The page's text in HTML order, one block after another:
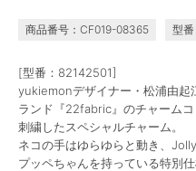
¥888ｸｰﾎﾟﾝ
ジョリープッペ
【22fabric】うるうるわ
んこ/バッグチャーム
商品番号：CF019-08365 型
[型番：82142501]
yukiemonデザイナー・松浦由起
ランド『22fabric』のチャーム
刺繍したスペシャルチャーム。
ネコの手はゆらゆらと動き、
プッペちゃんを持っている特別仕